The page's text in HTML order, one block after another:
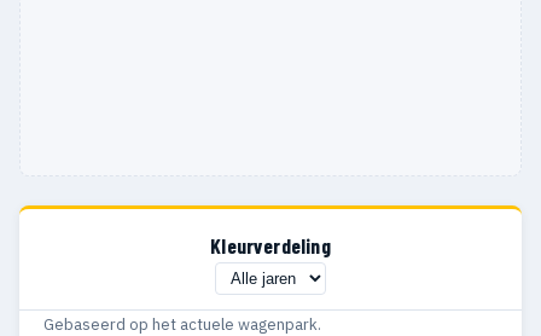
Kleurverdeling
Gebaseerd op het actuele wagenpark.